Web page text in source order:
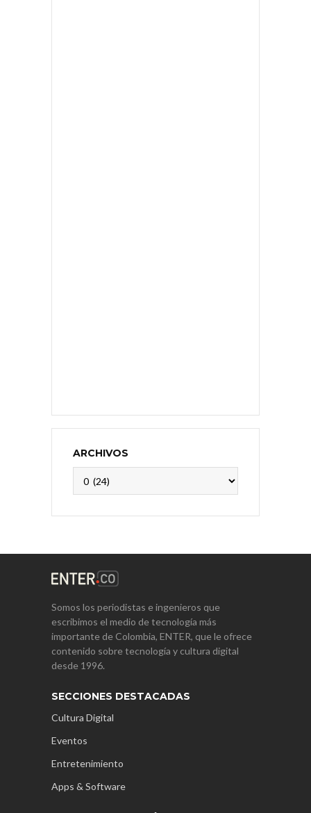
ARCHIVOS
Somos los periodistas e ingenieros que
escribimos el medio de tecnología más
importante de Colombia, ENTER, que le ofrece
contenido sobre tecnología y cultura digital
desde 1996.
SECCIONES DESTACADAS
Cultura Digital
Eventos
Entretenimiento
Apps & Software